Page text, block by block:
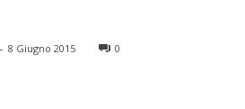
- 8 Giugno 2015 0